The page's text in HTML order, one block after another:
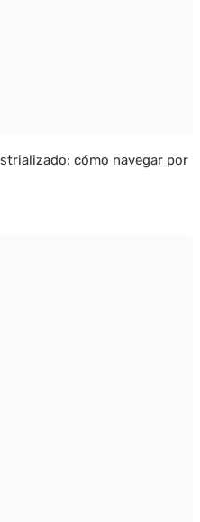
cómo navegar por